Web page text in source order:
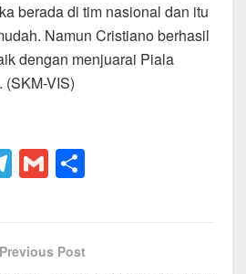
berada di tim nasional dan itu
Namun Cristiano berhasil
dengan menjuarai Piala
(SKM-VIS)
T
gr
G
Previous Post